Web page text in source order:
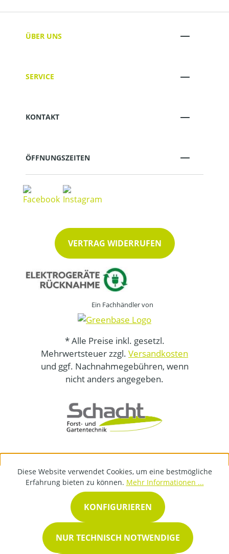
ÜBER UNS
SERVICE
KONTAKT
ÖFFNUNGSZEITEN
VERTRAG WIDERRUFEN
Ein Fachhändler von
* Alle Preise inkl. gesetzl.
Mehrwertsteuer zzgl. Versandkosten
und ggf. Nachnahmegebühren, wenn
nicht anders angegeben.
Diese Website verwendet Cookies, um eine bestmögliche
Erfahrung bieten zu können. Mehr Informationen ...
NUR TECHNISCH NOTWENDIGE
KONFIGURIEREN